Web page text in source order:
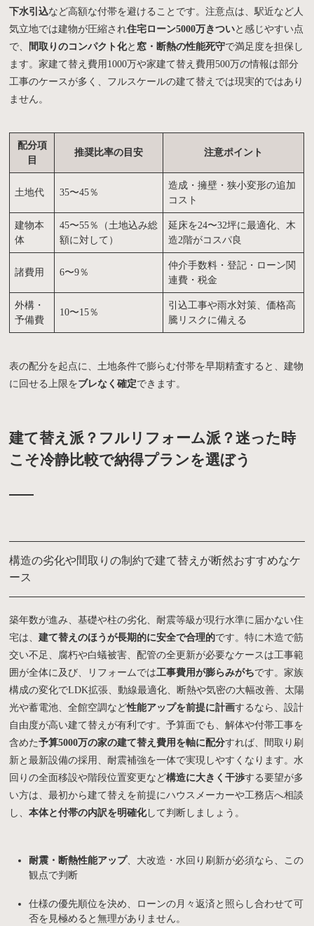
下水引込など高額な付帯を避けることです。注意点は、駅近など人
気立地では建物が圧縮され住宅ローン5000万きついと感じやすい点
で、
間取りのコンパクト化と 窓・断熱の性能死守で満足度を担保し
ます。家建て替え費用1000万や家建て替え費用500万の情報は部分
工事のケースが多く、フルスケールの建て替えでは現実的ではあり
ません。
配分項
目
推奨比率の目安 注意ポイント
土地代 35〜45％
造成・擁壁・狭小変形の追加
コスト
建物本
体
45〜55％（土地込み総
額に対して）
延床を24〜32坪に最適化、木
造2階がコスパ良
諸費用 6〜9％
仲介手数料・登記・ローン関
連費・税金
外構・
予備費
10〜15％
引込工事や雨水対策、価格高
騰リスクに備える
表の配分を起点に、土地条件で膨らむ付帯を早期精査すると、建物
に回せる上限をブレなく確定できます。
建て替え派？フルリフォーム派？迷った時
こそ冷静比較で納得プランを選ぼう
構造の劣化や間取りの制約で建て替えが断然おすすめなケ
ース
築年数が進み、基礎や柱の劣化、耐震等級が現行水準に届かない住
宅は、建て替えのほうが長期的に安全で合理的です。特に木造で筋
交い不足、腐朽や白蟻被害、配管の全更新が必要なケースは工事範
囲が全体に及び、リフォームでは工事費用が膨らみがちです。家族
構成の変化でLDK拡張、動線最適化、断熱や気密の大幅改善、太陽
光や蓄電池、全館空調など性能アップを前提に計画するなら、設計
自由度が高い建て替えが有利です。予算面でも、解体や付帯工事を
含めた予算5000万の家の建て替え費用を軸に配分すれば、間取り刷
新と最新設備の採用、耐震補強を一体で実現しやすくなります。水
回りの全面移設や階段位置変更など構造に大きく干渉する要望が多
い方は、最初から建て替えを前提にハウスメーカーや工務店へ相談
し、本体と付帯の内訳を明確化して判断しましょう。
耐震・断熱性能アップ、大改造・水回り刷新が必須なら、この
観点で判断
仕様の優先順位を決め、ローンの月々返済と照らし合わせて可
否を見極めると無理がありません。